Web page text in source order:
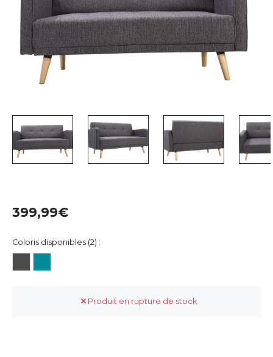
399,99
Coloris disponibles (2) :
Produit en rupture de stock